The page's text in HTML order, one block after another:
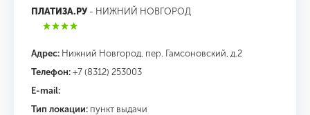
ПЛАТИЗА.РУ- НИЖНИЙ НОВГОРОД
Адрес: Нижний Новгород, пер. Гамсоновский, д.2
Телефон: +7 (8312) 253003
E-mail:
Тип локации: пункт выдачи